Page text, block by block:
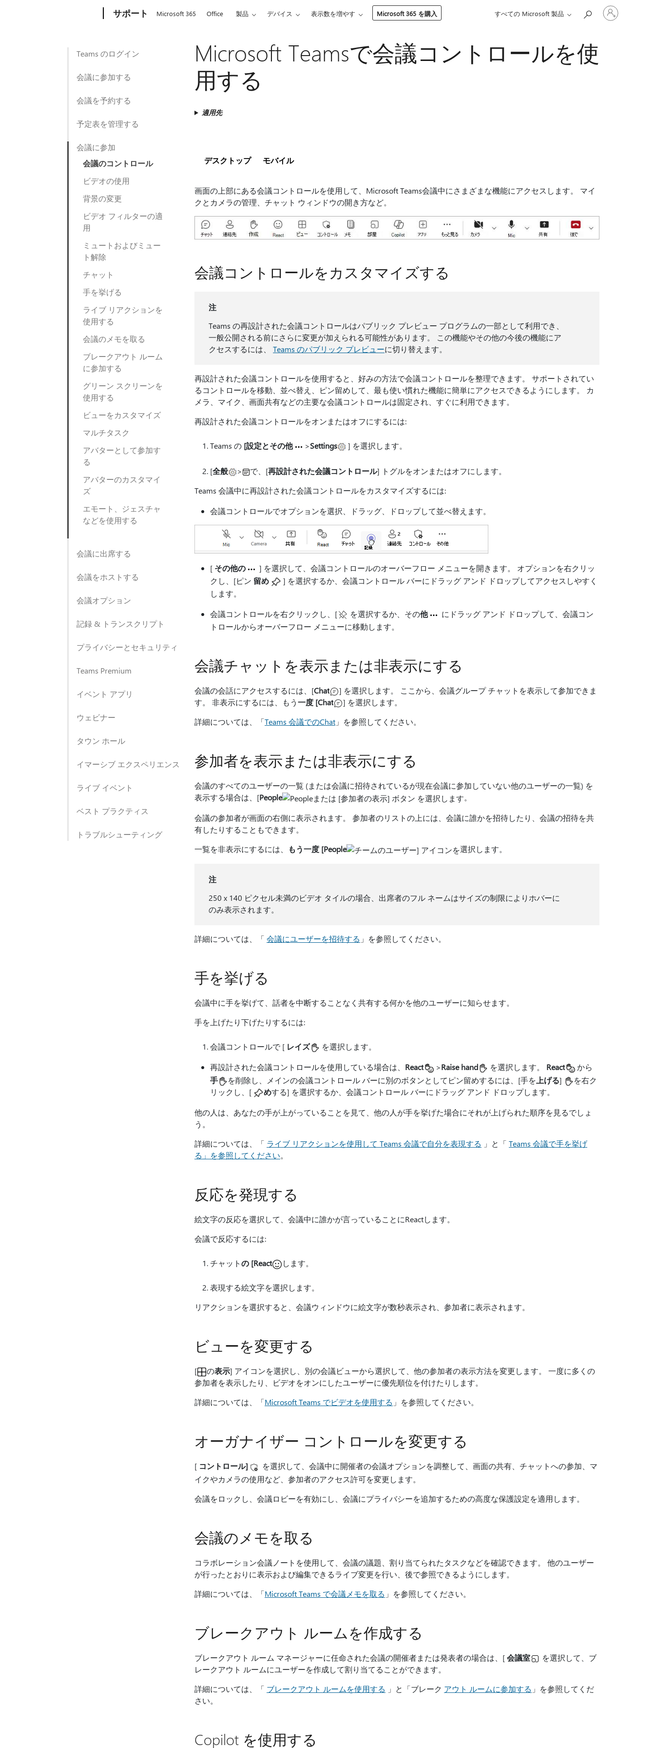
サポート Microsoft 365 Office 製品 デバイス 表示数を増やす Microsoft 365 を購入 すべての Microsoft 製品
カ
Teams のログイン
会議に参加する
会議を予約する
予定表を管理する
会議に参加
会議のコントロール
ビデオの使用
背景の変更
ビデオ フィルターの適
用
ミュートおよびミュー
ト解除
チャット
手を挙げる
ライブ リアクションを
使用する
会議のメモを取る
ブレークアウト ルーム
に参加する
グリーン スクリーンを
使用する
ビューをカスタマイズ
マルチタスク
アバターとして参加す
る
アバターのカスタマイ
ズ
エモート、ジェスチャ
などを使用する
会議に出席する
会議をホストする
会議オプション
記録 & トランスクリプト
プライバシーとセキュリティ
Teams Premium
イベント アプリ
ウェビナー
タウン ホール
イマーシブ エクスペリエンス
ライブ イベント
ベスト プラクティス
トラブルシューティング
Microsoft Teamsで会議コントロールを使
用する
適用先
デスクトップ モバイル
画面の上部にある会議コントロールを使用して、Microsoft Teams会議中にさまざまな機能にアクセスします。 マイ
クとカメラの管理、チャット ウィンドウの開き方など。
会議コントロールをカスタマイズする
注
Teams の再設計された会議コントロールはパブリック プレビュー プログラムの一部として利用でき、
一般公開される前にさらに変更が加えられる可能性があります。 この機能やその他の今後の機能にア
クセスするには、Teams のパブリック プレビューに切り替えます。
再設計された会議コントロールを使用すると、好みの方法で会議コントロールを整理できます。 サポートされてい
るコントロールを移動、並べ替え、ピン留めして、最も使い慣れた機能に簡単にアクセスできるようにします。 カ
メラ、マイク、画面共有などの主要な会議コントロールは固定され、すぐに利用できます。
再設計された会議コントロールをオンまたはオフにするには:
Teams の [設定とその他 >Settings ] を選択します。
[全般 > で、[再設計された会議コントロール] トグルをオンまたはオフにします。
Teams 会議中に再設計された会議コントロールをカスタマイズするには:
会議コントロールでオプションを選択、ドラッグ、ドロップして並べ替えます。
[ その他の
] を選択して、会議コントロールのオーバーフロー メニューを開きます。 オプションを右クリッ
クし、[ピン 留め
] を選択するか、会議コントロール バーにドラッグ アンド ドロップしてアクセスしやすく
します。
会議コントロールを右クリックし、[
を選択するか、その他
にドラッグ アンド ドロップして、会議コン
トロールからオーバーフロー メニューに移動します。
会議チャットを表示または非表示にする
会議の会話にアクセスするには、[Chat
] を選択します。 ここから、会議グループ チャットを表示して参加できま
す。 非表示にするには、もう一度 [Chat
] を選択します。
詳細については、「Teams 会議でのChat 」を参照してください。
参加者を表示または非表示にする
会議のすべてのユーザーの一覧 (または会議に招待されているが現在会議に参加していない他のユーザーの一覧) を
表示する場合は、[People
。
会議の参加者が画面の右側に表示されます。 参加者のリストの上には、会議に誰かを招待したり、会議の招待を共
有したりすることもできます。
一覧を非表示にするには、
もう一度 [People 選択します。
注
250 x 140 ピクセル未満のビデオ タイルの場合、出席者のフル ネームはサイズの制限によりホバーに
のみ表示されます。
詳細については、「 会議にユーザーを招待する 」を参照してください。
手を挙げる
会議中に手を挙げて、話者を中断することなく共有する何かを他のユーザーに知らせます。
手を上げたり下げたりするには:
会議コントロールで [ レイズ
を選択します。
再設計された会議コントロールを使用している場合は、 React >Raise hand を選択します。 React
から
手
を削除し、メインの会議コントロール バーに別のボタンとしてピン留めするには、[手を 上げる]
を右ク
リックし、[
めする] を選択するか、会議コントロール バーにドラッグ アンド ドロップします。
他の人は、あなたの手が上がっていることを見て、他の人が手を挙げた場合にそれが上げられた順序を見るでしょ
う。
詳細については、「 ライブ リアクションを使用して Teams 会議で自分を表現する 」と「 Teams 会議で手を挙げ
る」を参照してください。
反応を発現する
絵文字の反応を選択して、会議中に誰かが言っていることにReactします。
会議で反応するには:
チャットの [React します。
表現する絵文字を選択します。
リアクションを選択すると、会議ウィンドウに絵文字が数秒表示され、参加者に表示されます。
ビューを変更する
[ の表示] アイコンを選択し、別の会議ビューから選択して、他の参加者の表示方法を変更します。 一度に多くの
参加者を表示したり、ビデオをオンにしたユーザーに優先順位を付けたりします。
詳細については、「Microsoft Teams でビデオを使用する 」を参照してください。
オーガナイザー コントロールを変更する
[ コントロール]
を選択して、会議中に開催者の会議オプションを調整して、画面の共有、チャットへの参加、マ
イクやカメラの使用など、参加者のアクセス許可を変更します。
会議をロックし、会議ロビーを有効にし、会議にプライバシーを追加するための高度な保護設定を適用します。
会議のメモを取る
コラボレーション会議ノートを使用して、会議の議題、割り当てられたタスクなどを確認できます。 他のユーザー
が行ったとおりに表示および編集できるライブ変更を行い、後で参照できるようにします。
詳細については、「Microsoft Teams で会議メモを取る 」を参照してください。
ブレークアウト ルームを作成する
ブレークアウト ルーム マネージャーに任命された会議の開催者または発表者の場合は、[会議室
を選択して、ブ
レークアウト ルームにユーザーを作成して割り当てることができます。
詳細については、「 ブレークアウト ルームを使用する 」と「ブレーク アウト ルームに参加する 」を参照してくだ
さい。
Copilot を使用する